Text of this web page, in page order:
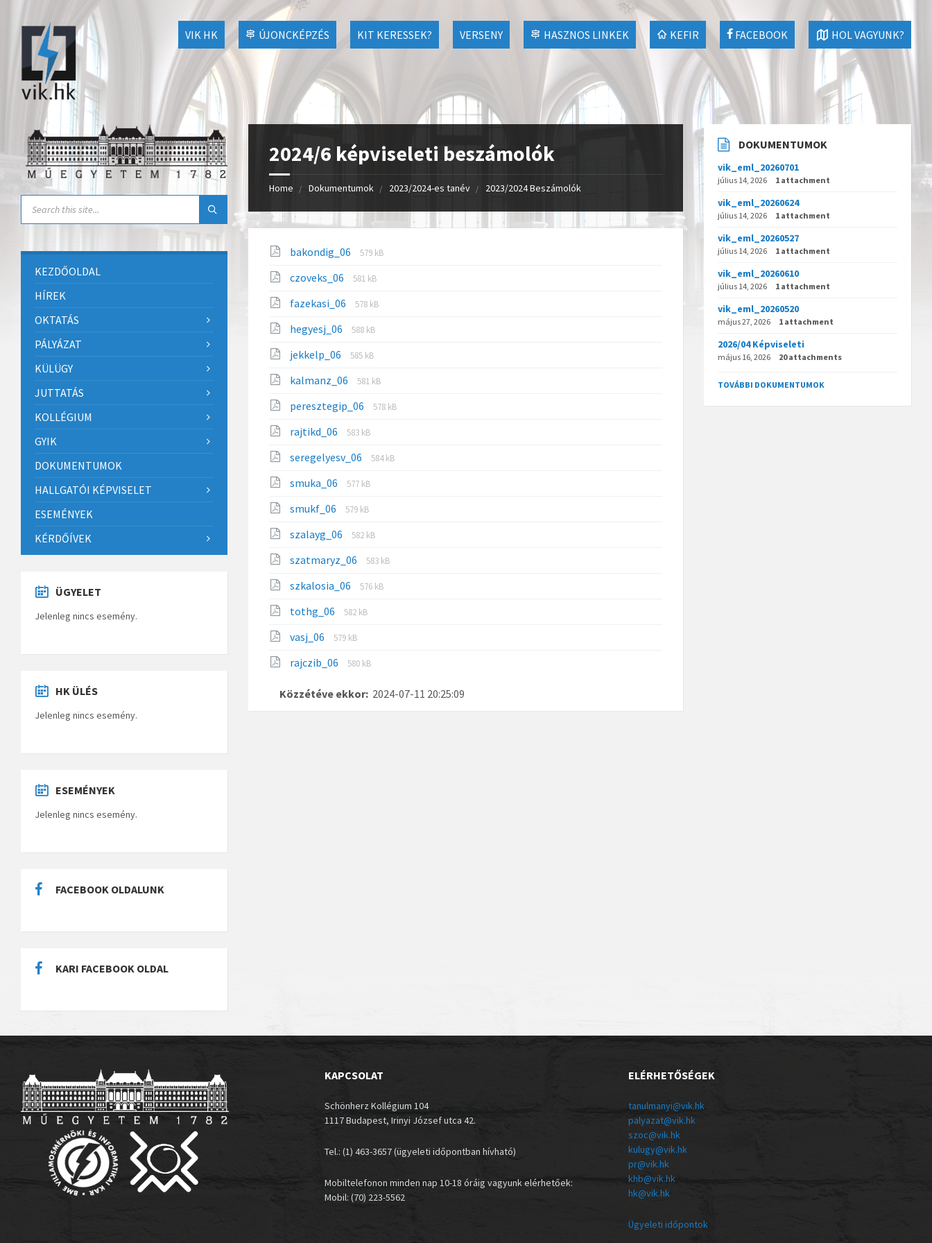
VIK HK ÚJONCKÉPZÉS KIT KERESSEK? VERSENY HASZNOS LINKEK KEFIR FACEBOOK HOL VAGYUNK?
2024/6 képviseleti beszámolók
Home Dokumentumok 2023/2024-es tanév 2023/2024 Beszámolók
bakondig_06 579 kB
czoveks_06 581 kB
fazekasi_06 578 kB
hegyesj_06 588 kB
jekkelp_06 585 kB
kalmanz_06 581 kB
peresztegip_06 578 kB
rajtikd_06 583 kB
seregelyesv_06 584 kB
smuka_06 577 kB
smukf_06 579 kB
szalayg_06 582 kB
szatmaryz_06 583 kB
szkalosia_06 576 kB
tothg_06 582 kB
vasj_06 579 kB
rajczib_06 580 kB
Közzétéve ekkor: 2024-07-11 20:25:09
KEZDŐOLDAL
HÍREK
OKTATÁS
PÁLYÁZAT
KÜLÜGY
JUTTATÁS
KOLLÉGIUM
GYIK
DOKUMENTUMOK
HALLGATÓI KÉPVISELET
ESEMÉNYEK
KÉRDŐÍVEK
ÜGYELET
Jelenleg nincs esemény.
HK ÜLÉS
Jelenleg nincs esemény.
ESEMÉNYEK
Jelenleg nincs esemény.
FACEBOOK OLDALUNK
KARI FACEBOOK OLDAL
DOKUMENTUMOK
vik_eml_20260701
július 14, 2026 1 attachment
vik_eml_20260624
július 14, 2026 1 attachment
vik_eml_20260527
július 14, 2026 1 attachment
vik_eml_20260610
július 14, 2026 1 attachment
vik_eml_20260520
május 27, 2026 1 attachment
2026/04 Képviseleti
május 16, 2026 20 attachments
TOVÁBBI DOKUMENTUMOK
KAPCSOLAT
Schönherz Kollégium 104
1117 Budapest, Irinyi József utca 42.
Tel.: (1) 463-3657 (ügyeleti időpontban hívható)
Mobiltelefonon minden nap 10-18 óráig vagyunk elérhetőek:
Mobil: (70) 223-5562
ELÉRHETŐSÉGEK
tanulmanyi@vik.hk
palyazat@vik.hk
szoc@vik.hk
kulugy@vik.hk
pr@vik.hk
khb@vik.hk
hk@vik.hk
Ügyeleti időpontok